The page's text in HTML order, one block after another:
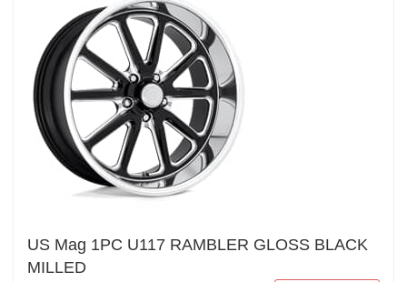
US Mag 1PC U117 RAMBLER GLOSS BLACK
MILLED